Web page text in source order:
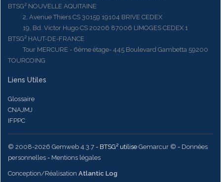
BTSG² NOUVELLE AQUITAINE
2, Avenue Thiers CS 30159 19104 BRIVE CEDEX
19, Bd. Victor Hugo CS 20206 87006 LIMOGES CEDEX 1
BTSG² HAUT-DE-FRANCE
Tour MERCURE - 6ème étage- 445 Boulevard Gambetta 59200
TOURCOING
Liens Utiles
Glossaire
CNAJMJ
IFPPC
© 2008-2026 Gemweb 4.3.7 - BTSG² utilise Gemarcur © - Données
personnelles - Mentions légales
Conception/Réalisation Atlantic Log